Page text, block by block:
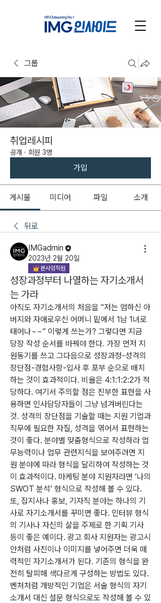
그룹
취업레시피
공개 · 회원 3명
가입
게시물 미디어 파일 소개
뒤로
IMGadmin
2023년 2월 20일
본사임직원
성장과정부터 나열하는 자기소개서
는 가라
아직도 자기소개서의 처음을 “저는 엄하신 아
버지와 자애로우신 어머니 밑에서 1남 1녀로
태어나~~” 이렇게 쓰는가? 그렇다면 지금
당장 작성 순서를 바꿔야 한다. 가장 먼저 지
원동기를 쓰고 그다음으로 성장과정-성격의
장단점-경험사항-입사 후 포부 순으로 배치
하는 것이 효과적이다. 비율은 4:1:1:2:2가 적
당하다. 여기서 주의할 점은 진부한 표현을 사
용하면 인사담당자들이 그냥 넘겨버린다는
것. 성격의 장단점을 기술할 때는 지원 기업과
직무에 필요한 자질, 성격을 엮어서 표현하는
것이 좋다. 분야별 맞춤형식으로 작성하라 업
무능력이나 업무 관련지식을 보여주려면 지
원 분야에 따라 형식을 달리하여 작성하는 것
이 효과적이다. 마케팅 분야 지원자라면 ‘나의
SWOT 분석’ 형식으로 작성해 볼 수 있다.
또, 잡지사나 홍보, 기자직 분야는 하나의 기
사로 자기소개서를 꾸미면 좋다. 인터뷰 형식
의 기사나 자신의 삶을 주제로 한 기획 기사
등이 좋은 예이다. 광고 회사 지원자는 광고시
안처럼 사진이나 이미지를 넣어주면 더욱 매
력적인 자기소개서가 된다. 기존의 형식을 완
전히 탈피해 색다르게 구성하는 방법도 있다.
벤처처럼 개방적인 기업은 서술 형식의 자기
소개서 대신 설문 형식으로도 작성해 볼 수 있